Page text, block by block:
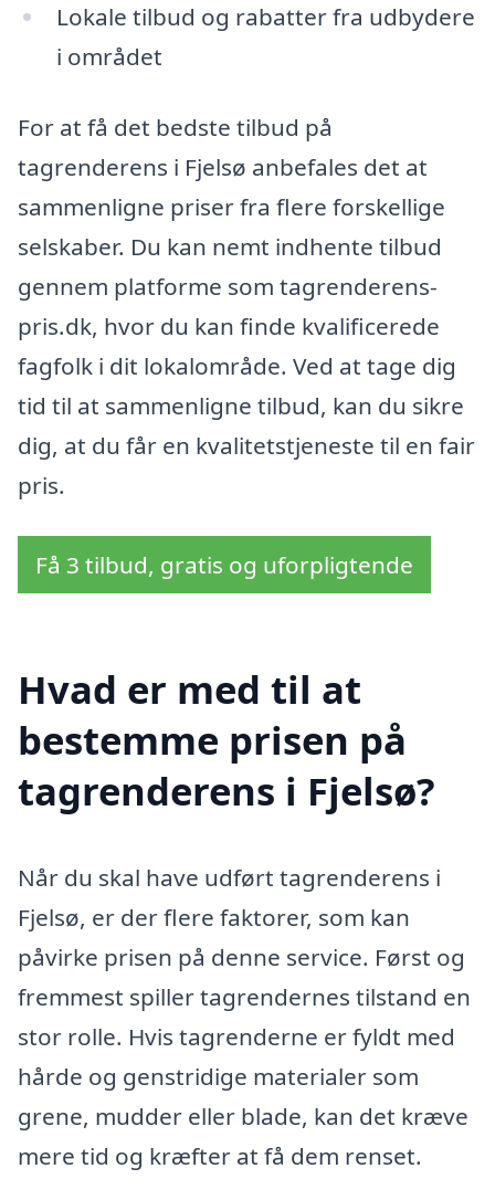
Lokale tilbud og rabatter fra udbydere
i området
For at få det bedste tilbud på
tagrenderens i Fjelsø anbefales det at
sammenligne priser fra flere forskellige
selskaber. Du kan nemt indhente tilbud
gennem platforme som tagrenderens-
pris.dk, hvor du kan finde kvalificerede
fagfolk i dit lokalområde. Ved at tage dig
tid til at sammenligne tilbud, kan du sikre
dig, at du får en kvalitetstjeneste til en fair
pris.
Få 3 tilbud, gratis og uforpligtende
Hvad er med til at
bestemme prisen på
tagrenderens i Fjelsø?
Når du skal have udført tagrenderens i
Fjelsø, er der flere faktorer, som kan
påvirke prisen på denne service. Først og
fremmest spiller tagrendernes tilstand en
stor rolle. Hvis tagrenderne er fyldt med
hårde og genstridige materialer som
grene, mudder eller blade, kan det kræve
mere tid og kræfter at få dem renset.